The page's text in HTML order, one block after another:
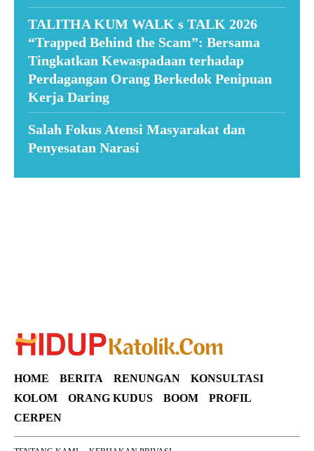
TALITHA KUM WALK s TALK 2026
“Trapped Behind the Scam”: Bersama
Tingkatkan Kewaspadaan terhadap
Perdagangan Orang Berkedok Penipuan
Kerja Daring
Salah Fokus Atensi Masyarakat dan
Penyesatan Narasi
HOME BERITA RENUNGAN
KONSULTASI
KOLOM
ORANG KUDUS BOOM
PROFIL
CERPEN